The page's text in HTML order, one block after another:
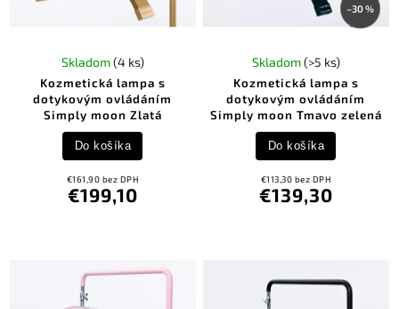
Kozmetická lampa s
dotykovým ovládáním
Simply moon Zlatá
Skladom(4 ks)
€161,90 bez DPH
€199,10
Do košíka
–30 %
Kozmetická lampa s
dotykovým ovládáním
Simply moon Tmavo zelená
Skladom(>5 ks)
€113,30 bez DPH
€139,30
Do košíka